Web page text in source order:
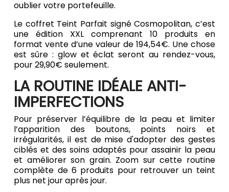
oublier votre portefeuille.
Le coffret Teint Parfait signé Cosmopolitan, c’est
une édition XXL comprenant 10 produits en
format vente d’une valeur de 194,54€. Une chose
est sûre : glow et éclat seront au rendez-vous,
pour 29,90€ seulement.
LA ROUTINE IDÉALE ANTI-
IMPERFECTIONS
Pour préserver l’équilibre de la peau et limiter
l’apparition des boutons, points noirs et
irrégularités, il est de mise d'adopter des gestes
ciblés et des soins adaptés pour assainir la peau
et améliorer son grain. Zoom sur cette routine
complète de 6 produits pour retrouver un teint
plus net jour après jour.